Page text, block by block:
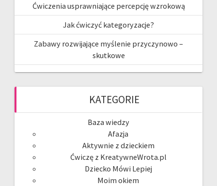
Ćwiczenia usprawniające percepcję wzrokową
Jak ćwiczyć kategoryzacje?
Zabawy rozwijające myślenie przyczynowo –
skutkowe
KATEGORIE
Baza wiedzy
Afazja
Aktywnie z dzieckiem
Ćwiczę z KreatywneWrota.pl
Dziecko Mówi Lepiej
Moim okiem